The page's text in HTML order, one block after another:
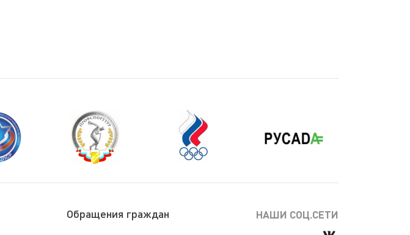
Обращения граждан
НАШИ СОЦ.СЕТИ